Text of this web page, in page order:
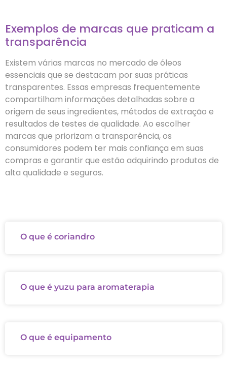
Exemplos de marcas que praticam a
transparência
Existem várias marcas no mercado de óleos
essenciais que se destacam por suas práticas
transparentes. Essas empresas frequentemente
compartilham informações detalhadas sobre a
origem de seus ingredientes, métodos de extração e
resultados de testes de qualidade. Ao escolher
marcas que priorizam a transparência, os
consumidores podem ter mais confiança em suas
compras e garantir que estão adquirindo produtos de
alta qualidade e seguros.
O que é coriandro
O que é yuzu para aromaterapia
O que é equipamento